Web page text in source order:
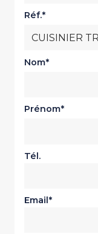
Réf.
Nom
Prénom
Tél.
Email